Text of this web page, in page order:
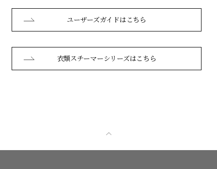
ユーザーズガイドはこちら
衣類スチーマーシリーズはこちら